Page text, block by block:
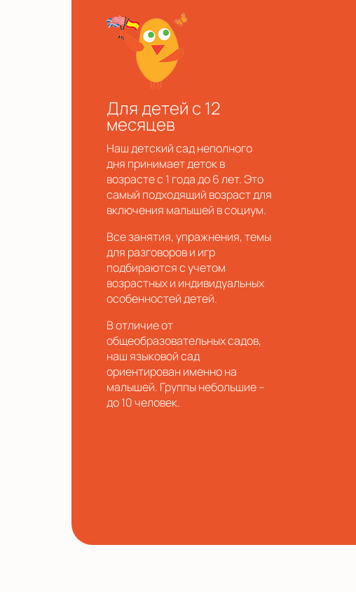
Для детей с 12
месяцев
Наш детский сад неполного
дня принимает деток в
возрасте с 1 года до 6 лет. Это
самый подходящий возраст для
включения малышей в социум.
Все занятия, упражнения, темы
для разговоров и игр
подбираются с учетом
возрастных и индивидуальных
особенностей детей.
В отличие от
общеобразовательных садов,
наш языковой сад
ориентирован именно на
малышей. Группы небольшие –
до 10 человек.